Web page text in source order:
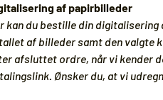
af papirbilleder
kan du bestille din
af billeder samt den valgte
afsluttet ordre, når vi kender
Ønsker du, at vi